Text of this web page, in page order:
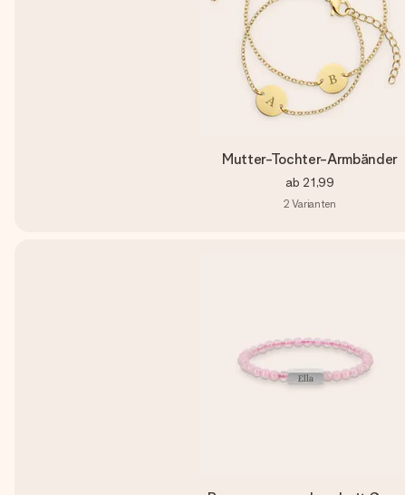
Mutter-Tochter-Armbänder
ab 21,99
2 Varianten